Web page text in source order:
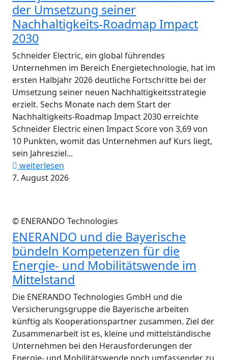
der Umsetzung seiner
Nachhaltigkeits-Roadmap Impact
2030
Schneider Electric, ein global führendes
Unternehmen im Bereich Energietechnologie, hat im
ersten Halbjahr 2026 deutliche Fortschritte bei der
Umsetzung seiner neuen Nachhaltigkeitsstrategie
erzielt. Sechs Monate nach dem Start der
Nachhaltigkeits-Roadmap Impact 2030 erreichte
Schneider Electric einen Impact Score von 3,69 von
10 Punkten, womit das Unternehmen auf Kurs liegt,
sein Jahresziel...
weiterlesen
7. August 2026
© ENERANDO Technologies
ENERANDO und die Bayerische
bündeln Kompetenzen für die
Energie- und Mobilitätswende im
Mittelstand
Die ENERANDO Technologies GmbH und die
Versicherungsgruppe die Bayerische arbeiten
künftig als Kooperationspartner zusammen. Ziel der
Zusammenarbeit ist es, kleine und mittelständische
Unternehmen bei den Herausforderungen der